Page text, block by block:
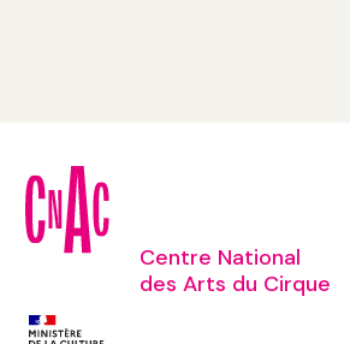
Centre National
des Arts du Cirque